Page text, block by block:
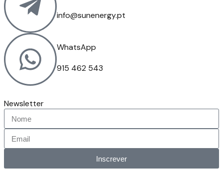
info@sunenergy.pt
WhatsApp
915 462 543
Newsletter
Inscrever